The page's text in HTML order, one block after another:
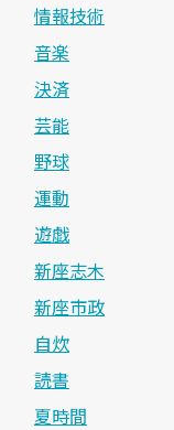
情報技術
音楽
決済
芸能
野球
運動
遊戯
新座志木
新座市政
自炊
読書
夏時間